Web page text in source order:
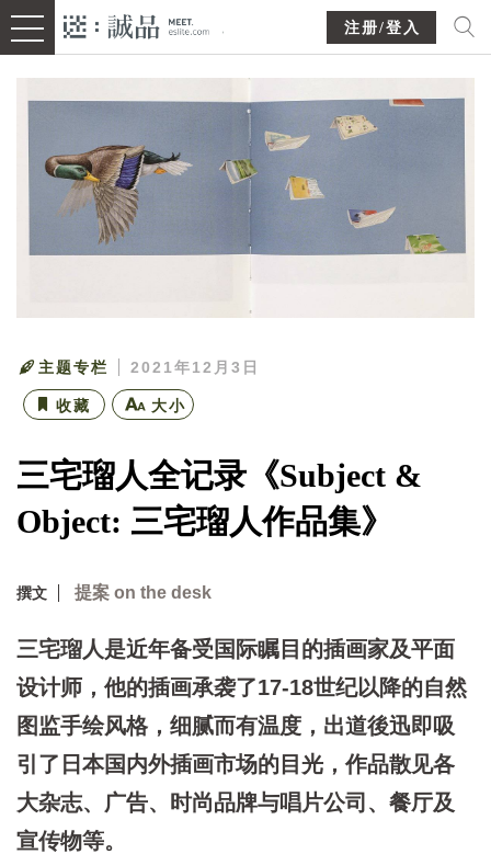
注册/登入
主题专栏 2021年12月3日
收藏 大小
三宅瑠人全记录《Subject &
Object: 三宅瑠人作品集》
撰文 提案 on the desk
三宅瑠人是近年备受国际瞩目的插画家及平面
设计师，他的插画承袭了17-18世纪以降的自然
图监手绘风格，细腻而有温度，出道後迅即吸
引了日本国内外插画市场的目光，作品散见各
大杂志、广告、时尚品牌与唱片公司、餐厅及
宣传物等。